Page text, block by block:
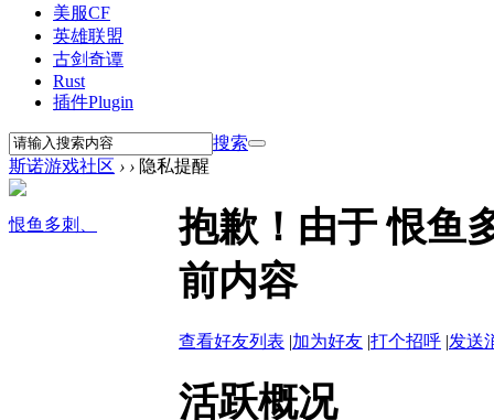
美服CF
英雄联盟
古剑奇谭
Rust
插件Plugin
搜索
斯诺游戏社区 › › 隐私提醒
恨鱼多刺、
抱歉！由于 恨鱼
前内容
查看好友列表 |加为好友 |打个招呼 |发送
活跃概况